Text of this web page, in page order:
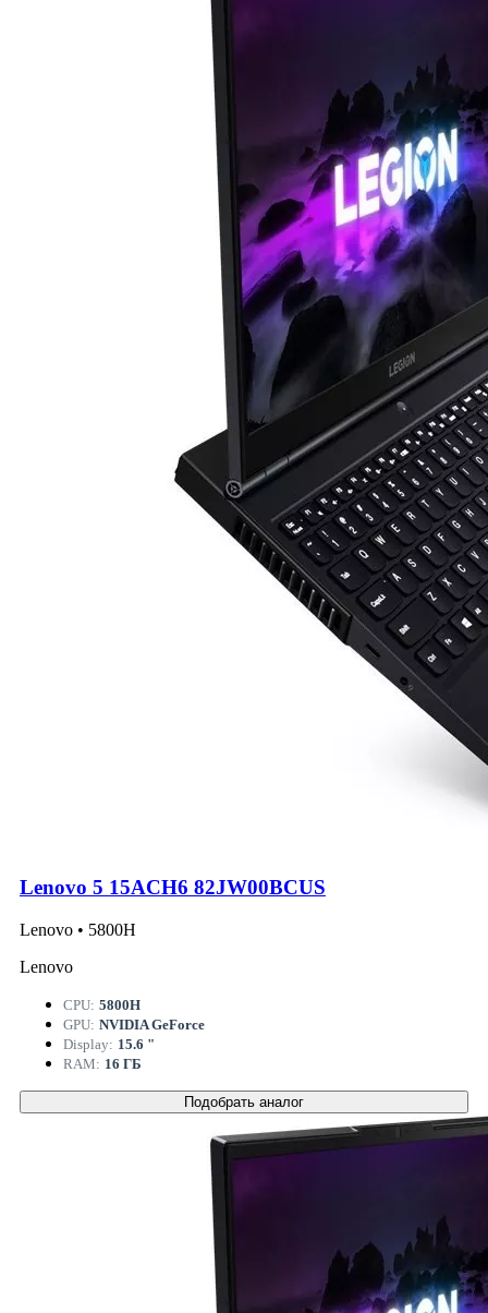
Lenovo 5 15ACH6 82JW00BCUS
Lenovo • 5800H
Lenovo
CPU: 5800H
GPU: NVIDIA GeForce
Display: 15.6 "
RAM: 16 ГБ
Подобрать аналог